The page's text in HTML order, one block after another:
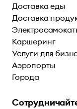
Доставка еды
Доставка
Каршеринг
Услуги для
Аэропорты
Города